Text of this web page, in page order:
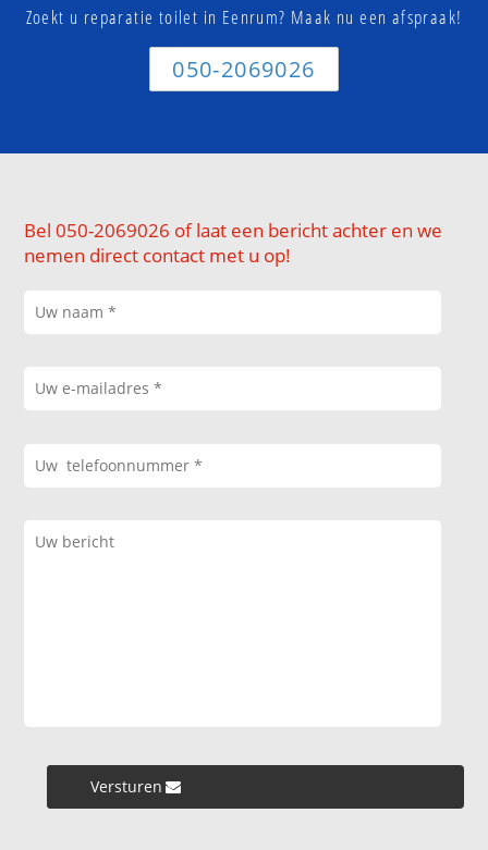
Zoekt u reparatie toilet in Eenrum? Maak nu een afspraak!
050-2069026
Bel 050-2069026 of laat een bericht achter en we
nemen direct contact met u op!
Versturen »